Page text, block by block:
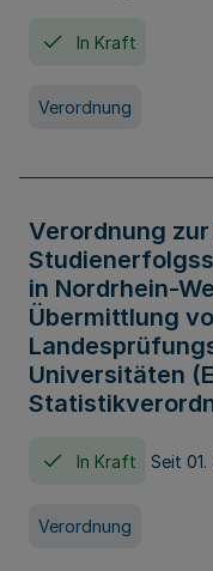
In Kraft
Verordnung
Verordnung
in Nordrhein-
Übermittlung
Universitäten
In Kraft Seit 01.
Verordnung